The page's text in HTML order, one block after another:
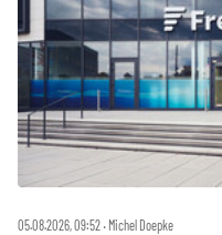
05.08.2026, 09:52 ‧ Michel Doepke